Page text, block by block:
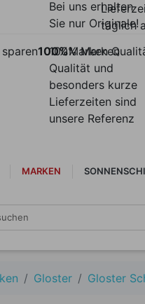
täglich
100%Marken
Bei uns erhalten
Sie nur Originale!
100% Marken
Qualität und
besonders kurze
Lieferzeiten sind
unsere Referenz
MARKEN
Gloster Gloster